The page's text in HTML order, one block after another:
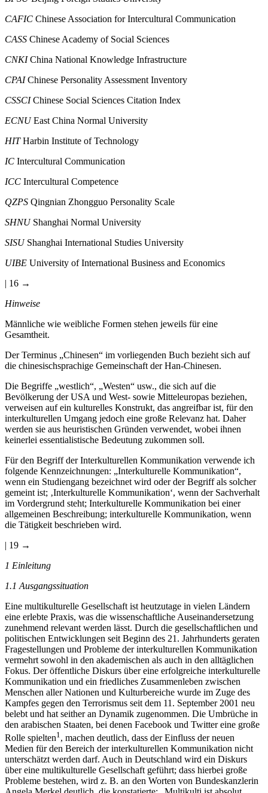
CAFIC Chinese Association for Intercultural Communication
CASS Chinese Academy of Social Sciences
CNKIChina National Knowledge Infrastructure
CPAIChinese Personality Assessment Inventory
CSSCIChinese Social Sciences Citation Index
ECNUEast China Normal University
HITHarbin Institute of Technology
IC Intercultural Communication
ICC Intercultural Competence
QZPS Qingnian Zhongguo Personality Scale
SHNUShanghai Normal University
SISUShanghai International Studies University
UIBE University of International Business and Economics
| 16 →
Hinweise
Männliche wie weibliche Formen stehen jeweils für eine
Gesamtheit.
Der Terminus „Chinesen“ im vorliegenden Buch bezieht sich auf
die chinesischsprachige Gemeinschaft der Han-Chinesen.
Die Begriffe „westlich“, „Westen“ usw., die sich auf die
Bevölkerung der USA und West- sowie Mitteleuropas beziehen,
verweisen auf ein kulturelles Konstrukt, das angreifbar ist, für den
interkulturellen Umgang jedoch eine große Relevanz hat. Daher
werden sie aus heuristischen Gründen verwendet, wobei ihnen
keinerlei essentialistische Bedeutung zukommen soll.
Für den Begriff der Interkulturellen Kommunikation verwende ich
folgende Kennzeichnungen: „Interkulturelle Kommunikation“,
wenn ein Studiengang bezeichnet wird oder der Begriff als solcher
gemeint ist; ‚Interkulturelle Kommunikation‘, wenn der Sachverhalt
im Vordergrund steht; Interkulturelle Kommunikation bei einer
allgemeinen Beschreibung; interkulturelle Kommunikation, wenn
die Tätigkeit beschrieben wird.
| 19 →
1 Einleitung
1.1 Ausgangssituation
Eine multikulturelle Gesellschaft ist heutzutage in vielen Ländern
eine erlebte Praxis, was die wissenschaftliche Auseinandersetzung
zunehmend relevant werden lässt. Durch die gesellschaftlichen und
politischen Entwicklungen seit Beginn des 21. Jahrhunderts geraten
Fragestellungen und Probleme der interkulturellen Kommunikation
vermehrt sowohl in den akademischen als auch in den alltäglichen
Fokus. Der öffentliche Diskurs über eine erfolgreiche interkulturelle
Kommunikation und ein friedliches Zusammenleben zwischen
Menschen aller Nationen und Kulturbereiche wurde im Zuge des
Kampfes gegen den Terrorismus seit dem 11. September 2001 neu
belebt und hat seither an Dynamik zugenommen. Die Umbrüche in
den arabischen Staaten, bei denen Facebook und Twitter eine große
Rolle spielten1 , machen deutlich, dass der Einfluss der neuen
Medien für den Bereich der interkulturellen Kommunikation nicht
unterschätzt werden darf. Auch in Deutschland wird ein Diskurs
über eine multikulturelle Gesellschaft geführt; dass hierbei große
Probleme bestehen, wird z. B. an den Worten von Bundeskanzlerin